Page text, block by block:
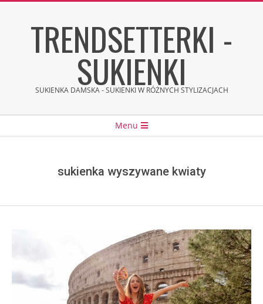
TRENDSETTERKI -
SUKIENKI
SUKIENKA DAMSKA - SUKIENKI W RÓŻNYCH STYLIZACJACH
Menu
sukienka wyszywane kwiaty